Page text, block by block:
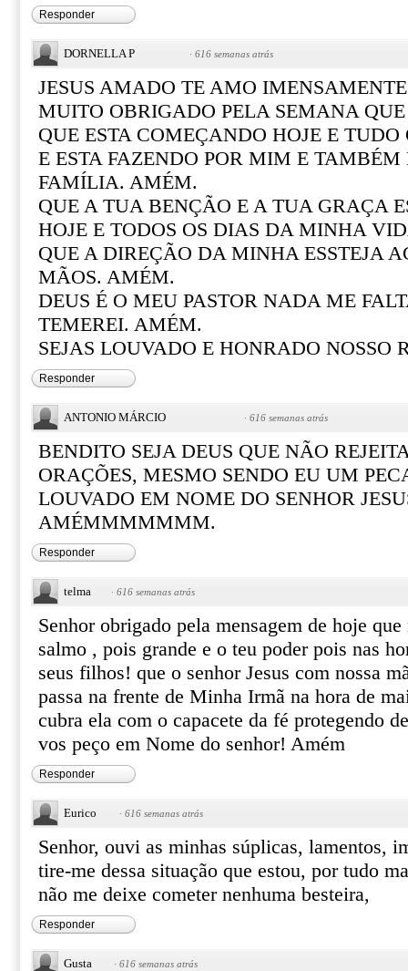
Responder
DORNELLA P · 616 semanas atrás
JESUS AMADO TE AMO
MUITO OBRIGADO PELA SEMANA QUE
QUE ESTA COMEÇANDO HOJE E TUDO
E ESTA FAZENDO POR MIM E
FAMÍLIA. AMÉM.
QUE A TUA BENÇÃO E A TUA GRAÇA
HOJE E TODOS OS DIAS DA MINHA
QUE A DIREÇÃO DA MINHA ESSTEJA
MÃOS. AMÉM.
DEUS É O MEU PASTOR NADA ME
TEMEREI. AMÉM.
SEJAS LOUVADO E HONRADO NOSSO
Responder
ANTONIO MÁRCIO · 616 semanas atrás
BENDITO SEJA DEUS QUE NÃO
ORAÇÕES, MESMO SENDO EU UM
LOUVADO EM NOME DO SENHOR
AMÉMMMMMMM.
Responder
telma · 616 semanas atrás
Senhor obrigado pela mensagem de hoje
salmo , pois grande e o teu poder pois nas
seus filhos! que o senhor Jesus com nossa
passa na frente de Minha Irmã na hora de
cubra ela com o capacete da fé protegendo
vos peço em Nome do senhor! Amém
Responder
Eurico · 616 semanas atrás
Senhor, ouvi as minhas súplicas, lamentos,
tire-me dessa situação que estou, por tudo
não me deixe cometer nenhuma besteira,
Responder
Gusta · 616 semanas atrás